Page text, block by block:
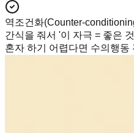
역조건화(Counter-
간식을 줘서 '이 자극 = 좋은
혼자 하기 어렵다면 수의행동